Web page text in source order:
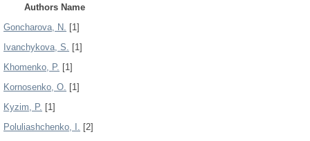
Authors Name
Goncharova, N. [1]
Ivanchykova, S. [1]
Khomenko, P. [1]
Kornosenko, O. [1]
Kyzim, P. [1]
Poluliashchenko, I. [2]